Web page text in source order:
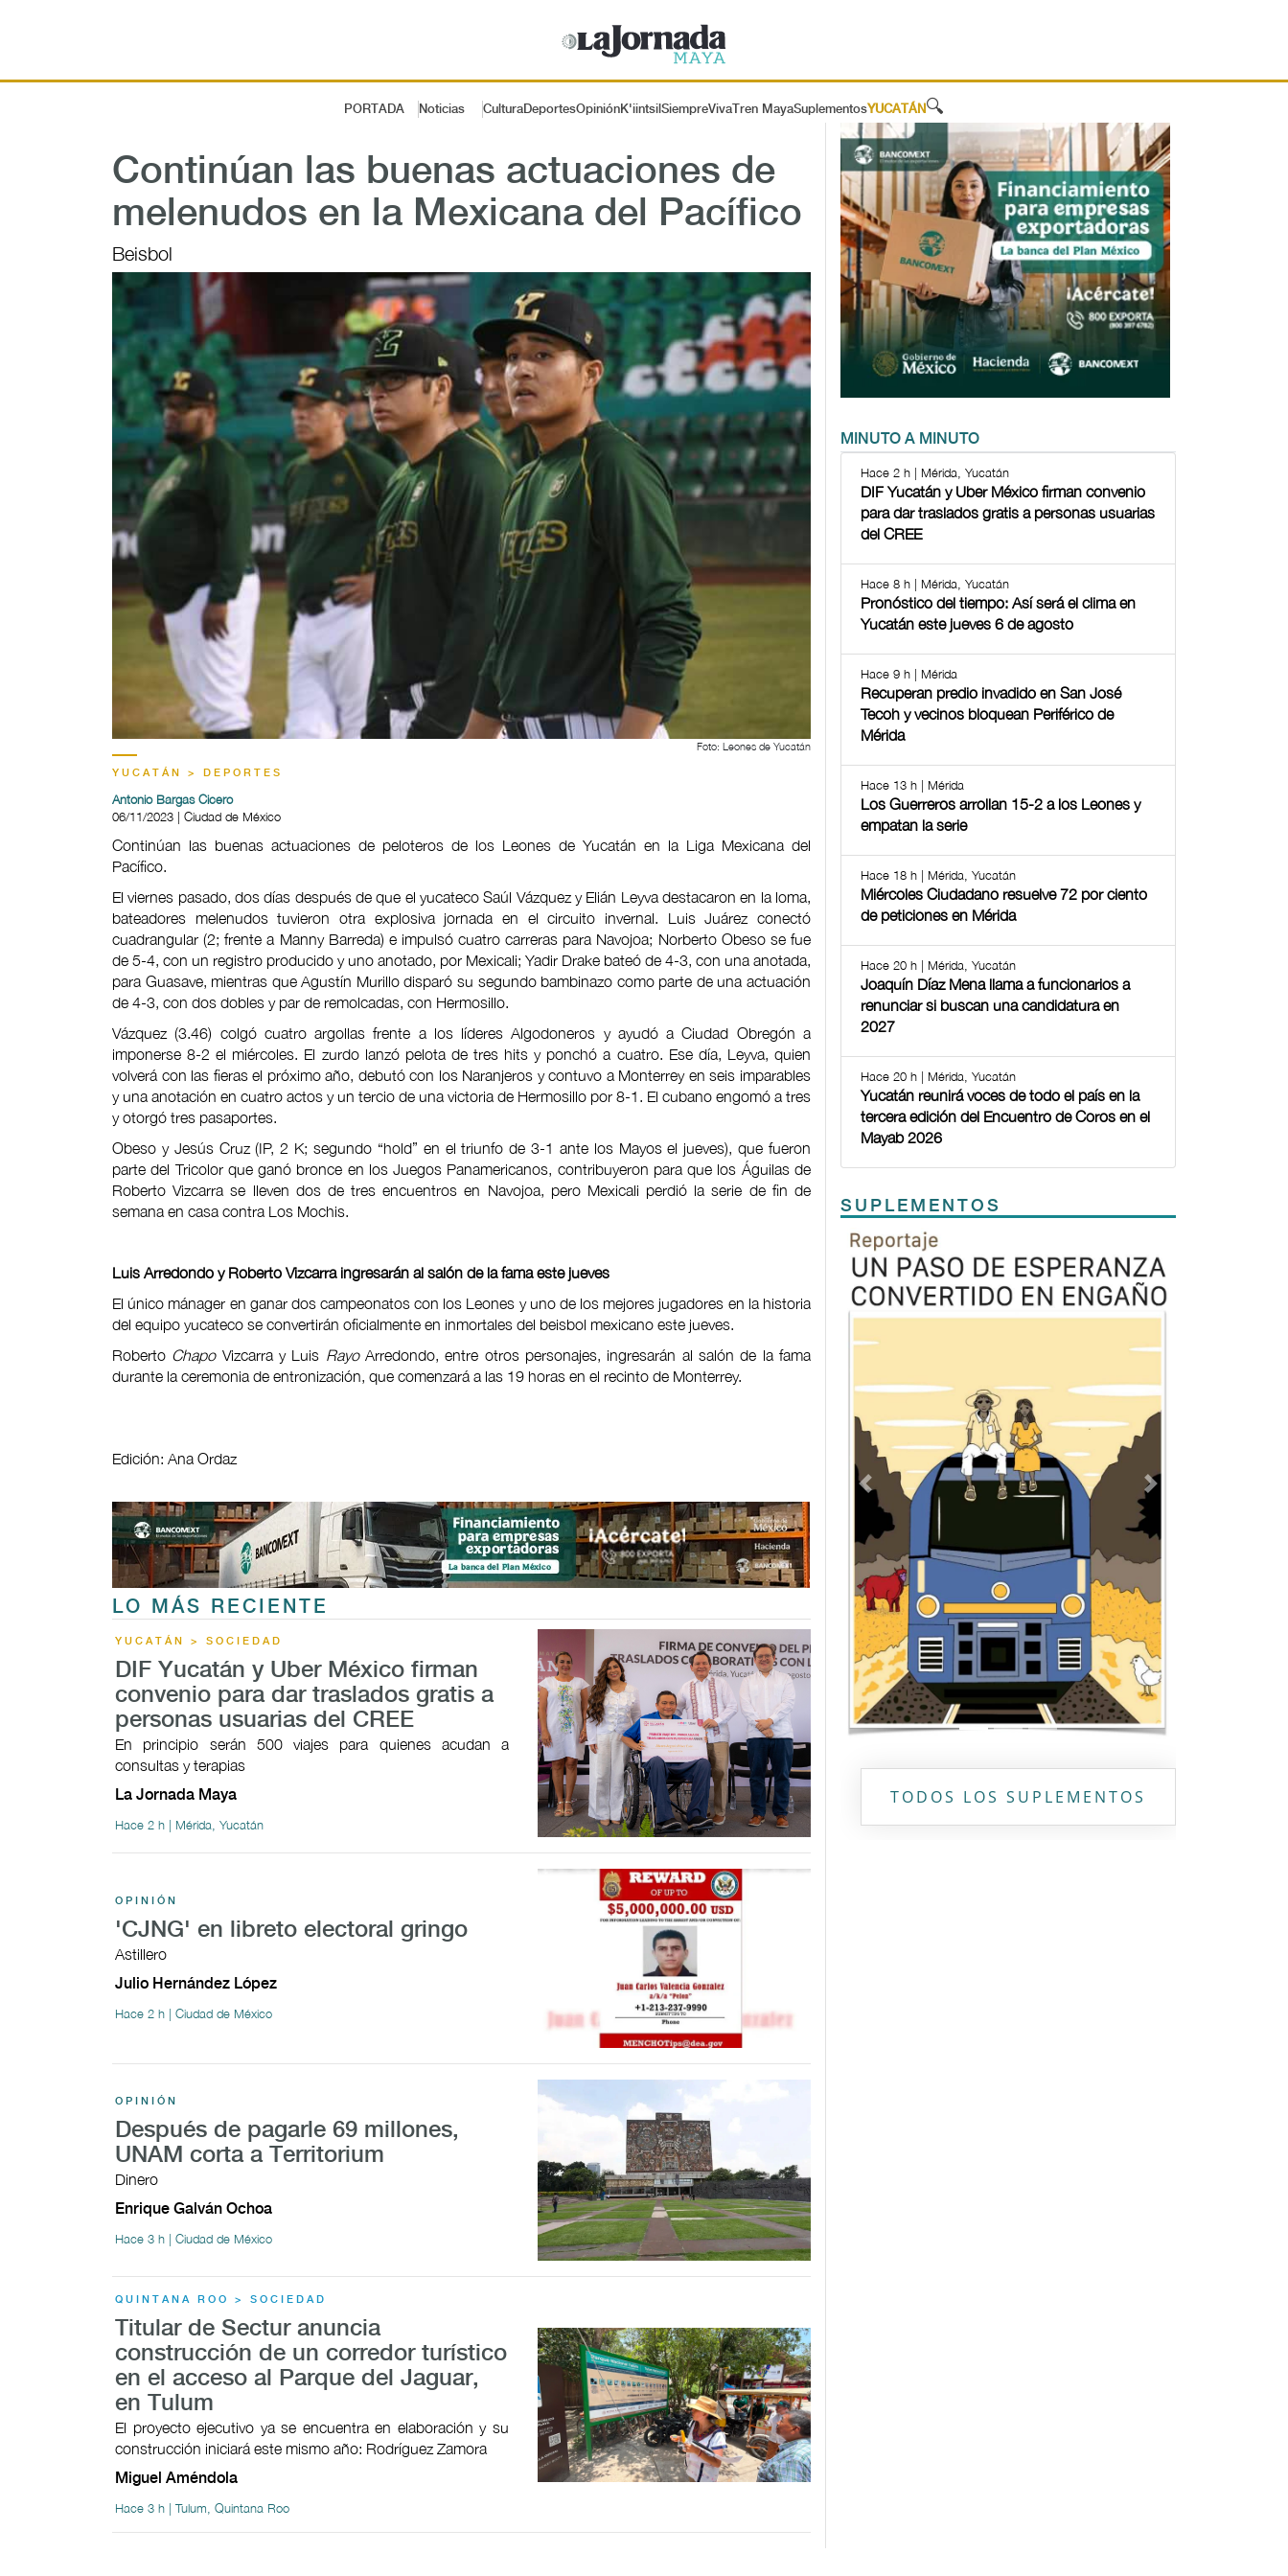
PORTADA Noticias CulturaDeportesOpiniónK'iintsil SiempreViva Tren MayaSuplementosYUCATÁN 🔍
Continúan las buenas actuaciones de
melenudos en la Mexicana del Pacífico
Beisbol
Foto: Leones de Yucatán
YUCATÁN > DEPORTES
Antonio Bargas Cicero
06/11/2023 | Ciudad de México
Continúan las buenas actuaciones de peloteros de los Leones de Yucatán en la Liga Mexicana del
Pacífico.
El viernes pasado, dos días después de que el yucateco Saúl Vázquez y Elián Leyva destacaron en la loma,
bateadores melenudos tuvieron otra explosiva jornada en el circuito invernal. Luis Juárez conectó
cuadrangular (2; frente a Manny Barreda) e impulsó cuatro carreras para Navojoa; Norberto Obeso se fue
de 5-4, con un registro producido y uno anotado, por Mexicali; Yadir Drake bateó de 4-3, con una anotada,
para Guasave, mientras que Agustín Murillo disparó su segundo bambinazo como parte de una actuación
de 4-3, con dos dobles y par de remolcadas, con Hermosillo.
Vázquez (3.46) colgó cuatro argollas frente a los líderes Algodoneros y ayudó a Ciudad Obregón a
imponerse 8-2 el miércoles. El zurdo lanzó pelota de tres hits y ponchó a cuatro. Ese día, Leyva, quien
volverá con las fieras el próximo año, debutó con los Naranjeros y contuvo a Monterrey en seis imparables
y una anotación en cuatro actos y un tercio de una victoria de Hermosillo por 8-1. El cubano engomó a tres
y otorgó tres pasaportes.
Obeso y Jesús Cruz (IP, 2 K; segundo “hold” en el triunfo de 3-1 ante los Mayos el jueves), que fueron
parte del Tricolor que ganó bronce en los Juegos Panamericanos, contribuyeron para que los Águilas de
Roberto Vizcarra se lleven dos de tres encuentros en Navojoa, pero Mexicali perdió la serie de fin de
semana en casa contra Los Mochis.
Luis Arredondo y Roberto Vizcarra ingresarán al salón de la fama este jueves
El único mánager en ganar dos campeonatos con los Leones y uno de los mejores jugadores en la historia
del equipo yucateco se convertirán oficialmente en inmortales del beisbol mexicano este jueves.
Roberto ChapoVizcarra y Luis RayoArredondo, entre otros personajes, ingresarán al salón de la fama
durante la ceremonia de entronización, que comenzará a las 19 horas en el recinto de Monterrey.
Edición: Ana Ordaz
LO MÁS RECIENTE
YUCATÁN > SOCIEDAD
DIF Yucatán y Uber México firman
convenio para dar traslados gratis a
personas usuarias del CREE
En principio serán 500 viajes para quienes acudan a
consultas y terapias
La Jornada Maya
Hace 2 h | Mérida, Yucatán
OPINIÓN
'CJNG' en libreto electoral gringo
Astillero
Julio Hernández López
Hace 2 h | Ciudad de México
OPINIÓN
Después de pagarle 69 millones,
UNAM corta a Territorium
Dinero
Enrique Galván Ochoa
Hace 3 h | Ciudad de México
QUINTANA ROO > SOCIEDAD
Titular de Sectur anuncia
construcción de un corredor turístico
en el acceso al Parque del Jaguar,
en Tulum
El proyecto ejecutivo ya se encuentra en elaboración y su
construcción iniciará este mismo año: Rodríguez Zamora
Miguel Améndola
Hace 3 h | Tulum, Quintana Roo
MINUTO A MINUTO
Hace 2 h | Mérida, Yucatán
DIF Yucatán y Uber México firman convenio
para dar traslados gratis a personas usuarias
del CREE
Hace 8 h | Mérida, Yucatán
Pronóstico del tiempo: Así será el clima en
Yucatán este jueves 6 de agosto
Hace 9 h | Mérida
Recuperan predio invadido en San José
Tecoh y vecinos bloquean Periférico de
Mérida
Hace 13 h | Mérida
Los Guerreros arrollan 15-2 a los Leones y
empatan la serie
Hace 18 h | Mérida, Yucatán
Miércoles Ciudadano resuelve 72 por ciento
de peticiones en Mérida
Hace 20 h | Mérida, Yucatán
Joaquín Díaz Mena llama a funcionarios a
renunciar si buscan una candidatura en
2027
Hace 20 h | Mérida, Yucatán
Yucatán reunirá voces de todo el país en la
tercera edición del Encuentro de Coros en el
Mayab 2026
SUPLEMENTOS
Previous Next
TODOS LOS SUPLEMENTOS